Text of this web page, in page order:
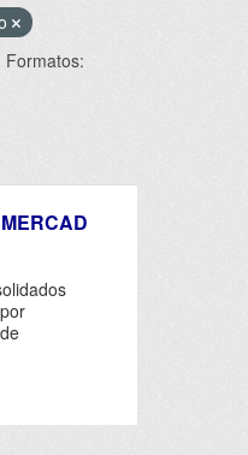
Formatos: